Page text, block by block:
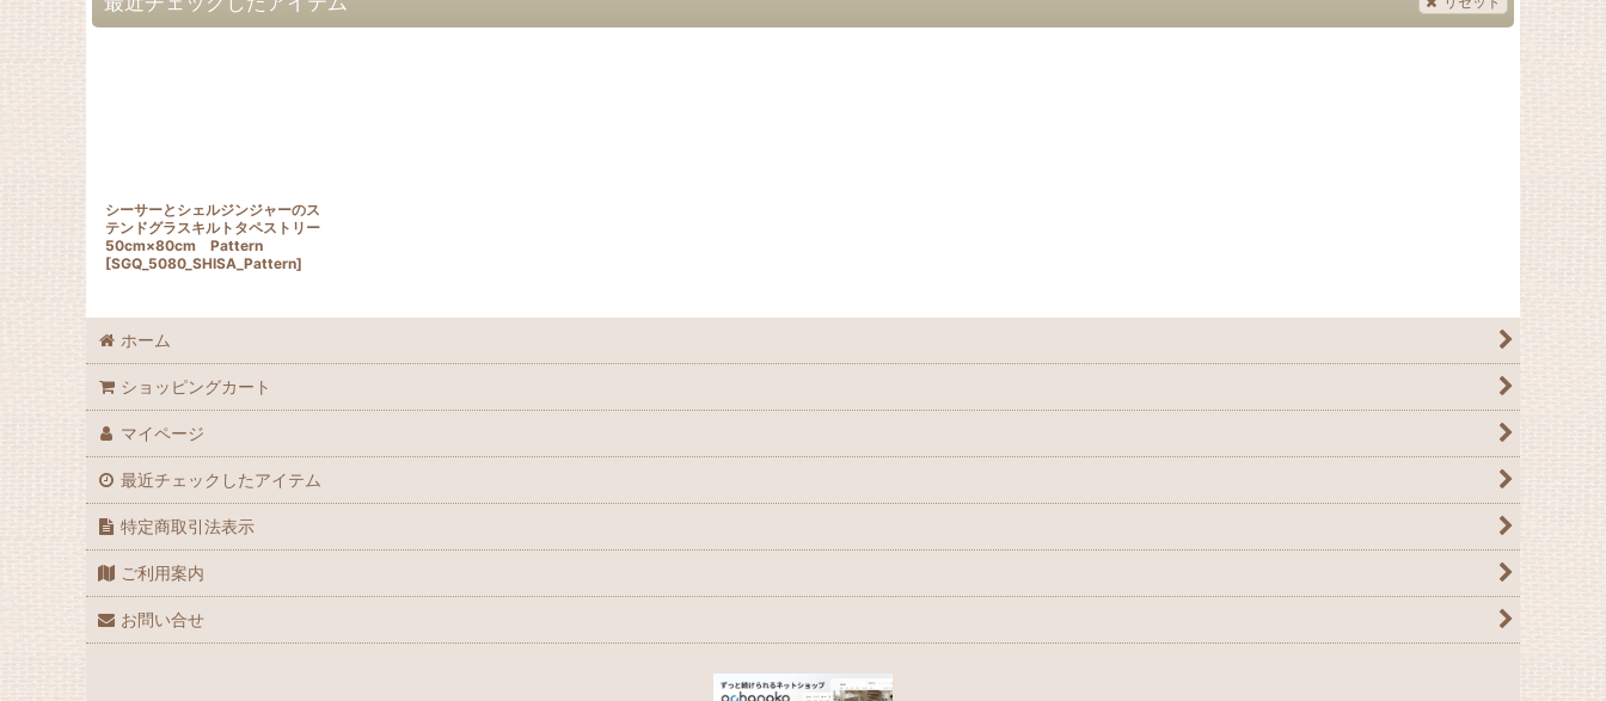
シーサーとシェルジンジャーのス
テンドグラスキルトタペストリー
50cm×80cm Pattern
[SGQ_5080_SHISA_Pattern]
ホーム
ショッピングカート
マイページ
最近チェックしたアイテム
特定商取引法表示
ご利用案内
お問い合せ